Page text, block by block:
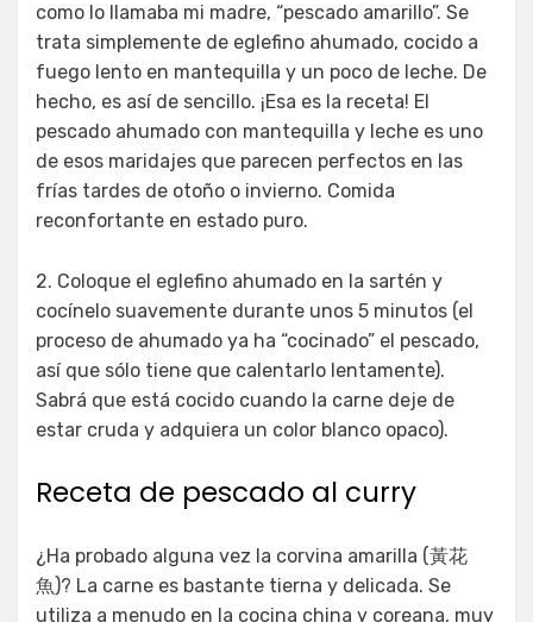
como lo llamaba mi madre, “pescado amarillo”. Se
trata simplemente de eglefino ahumado, cocido a
fuego lento en mantequilla y un poco de leche. De
hecho, es así de sencillo. ¡Esa es la receta! El
pescado ahumado con mantequilla y leche es uno
de esos maridajes que parecen perfectos en las
frías tardes de otoño o invierno. Comida
reconfortante en estado puro.
2. Coloque el eglefino ahumado en la sartén y
cocínelo suavemente durante unos 5 minutos (el
proceso de ahumado ya ha “cocinado” el pescado,
así que sólo tiene que calentarlo lentamente).
Sabrá que está cocido cuando la carne deje de
estar cruda y adquiera un color blanco opaco).
Receta de pescado al curry
¿Ha probado alguna vez la corvina amarilla (黃花
魚)? La carne es bastante tierna y delicada. Se
utiliza a menudo en la cocina china y coreana, muy